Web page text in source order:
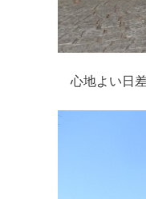
心地よい日差